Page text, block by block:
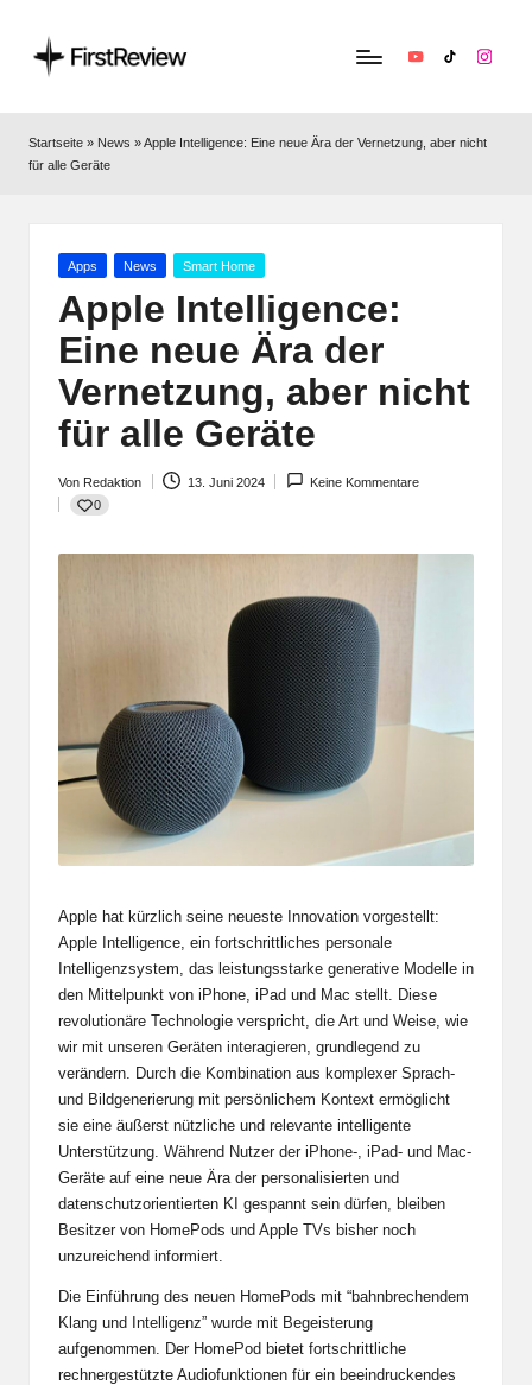
ir
Apple,
Smart‑Home,
Kopfhörern
YouTubeTikTok
Startseite » News »Apple Intelligence: Eine neue Ära der Vernetzung, aber nicht
für alle Geräte
Posted
Apps News Smart Home
Apple Intelligence:
Eine neue Ära der
Vernetzung, aber nicht
für alle Geräte
Posted
by
Von Redaktion 13. Juni 2024
Keine Kommentare
0
Apple hat kürzlich seine neueste Innovation vorgestellt:
Apple Intelligence, ein fortschrittliches personale
Intelligenzsystem, das leistungsstarke generative Modelle in
den Mittelpunkt von iPhone, iPad und Mac stellt. Diese
revolutionäre Technologie verspricht, die Art und Weise, wie
wir mit unseren Geräten interagieren, grundlegend zu
verändern. Durch die Kombination aus komplexer Sprach-
und Bildgenerierung mit persönlichem Kontext ermöglicht
sie eine äußerst nützliche und relevante intelligente
Unterstützung. Während Nutzer der iPhone-, iPad- und Mac-
Geräte auf eine neue Ära der personalisierten und
datenschutzorientierten KI gespannt sein dürfen, bleiben
Besitzer von HomePods und Apple TVs bisher noch
unzureichend informiert.
Die Einführung des neuen HomePods mit “bahnbrechendem
Klang und Intelligenz” wurde mit Begeisterung
aufgenommen. Der HomePod bietet fortschrittliche
rechnergestützte Audiofunktionen für ein beeindruckendes